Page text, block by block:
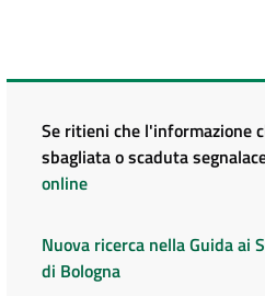
Se ritieni che l'informazione
sbagliata o scaduta
online
Nuova ricerca nella Guida ai
di Bologna